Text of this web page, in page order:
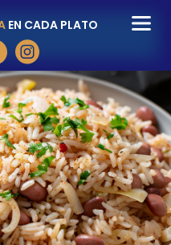
EN CADA PLATO